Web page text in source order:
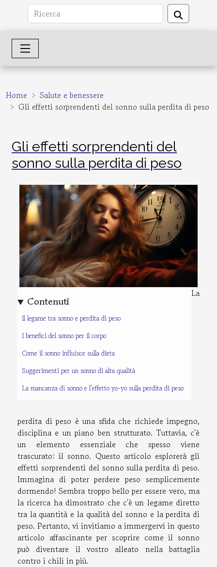
Home
Salute e benessere
Gli effetti sorprendenti del sonno sulla perdita di peso
Gli effetti sorprendenti del
sonno sulla perdita di peso
Contenuti
Il legame tra sonno e perdita di peso
I benefici del sonno per il corpo
Come il sonno influisce sulla dieta
Suggerimenti per un sonno di alta qualità
La mancanza di sonno e l'effetto yo-yo sulla perdita di peso
La
perdita di peso è una sfida che richiede impegno,
disciplina e un piano ben strutturato. Tuttavia, c'è
un elemento essenziale che spesso viene
trascurato: il sonno. Questo articolo esplorerà gli
effetti sorprendenti del sonno sulla perdita di peso.
Immagina di poter perdere peso semplicemente
dormendo! Sembra troppo bello per essere vero, ma
la ricerca ha dimostrato che c'è un legame diretto
tra la quantità e la qualità del sonno e la perdita di
peso. Pertanto, vi invitiamo a immergervi in questo
articolo affascinante per scoprire come il sonno
può diventare il vostro alleato nella battaglia
contro i chili in più.